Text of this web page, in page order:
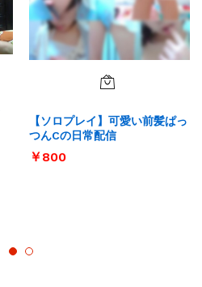
【ソロプレイ】可愛い前髪ぱっ
つんCの日常配信
￥800